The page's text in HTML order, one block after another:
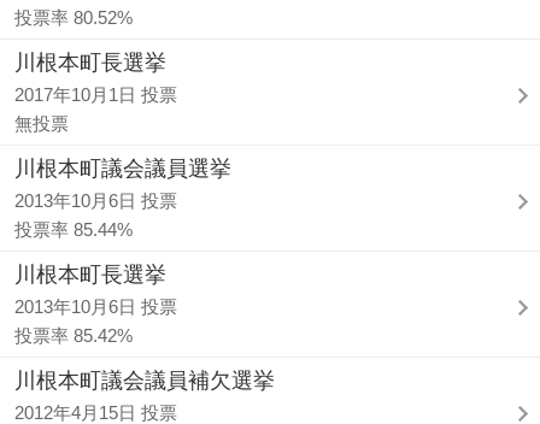
投票率 80.52%
川根本町長選挙
2017年10月1日 投票
無投票
川根本町議会議員選挙
2013年10月6日 投票
投票率 85.44%
川根本町長選挙
2013年10月6日 投票
投票率 85.42%
川根本町議会議員補欠選挙
2012年4月15日 投票